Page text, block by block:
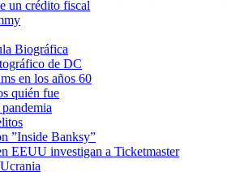
un crédito fiscal
Biográfica
de DC
en los años 60
quién fue
”Inside Banksy”
EEUU investigan a Ticketmaster